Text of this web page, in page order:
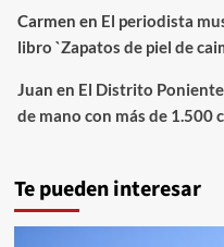
Carmen en El periodista
libro `Zapatos de piel de
Juan en El Distrito
de mano con más de 1.500
Te pueden interesar